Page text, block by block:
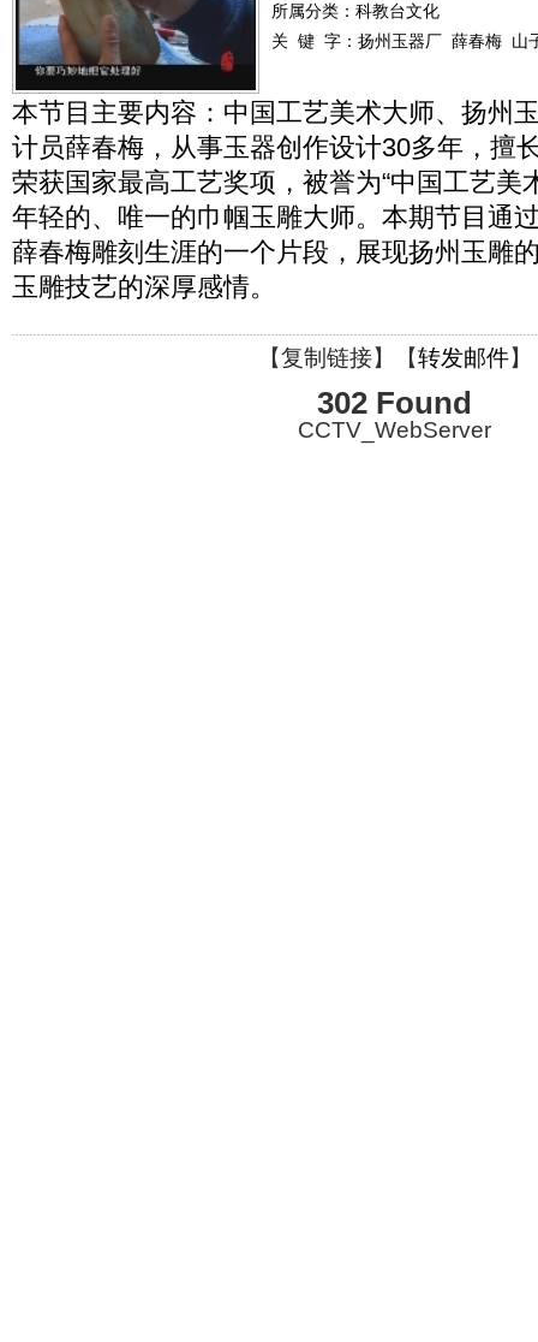
所属分类：科教台文化
关 键 字： 扬州玉器厂 薛春梅 山
本节目主要内容：中国工艺美术大师、扬州
计员薛春梅，从事玉器创作设计30多年，擅
荣获国家最高工艺奖项，被誉为“中国工艺美
年轻的、唯一的巾帼玉雕大师。本期节目通
薛春梅雕刻生涯的一个片段，展现扬州玉雕
玉雕技艺的深厚感情。
【复制链接】【转发邮件】
302 Found
CCTV_WebServer